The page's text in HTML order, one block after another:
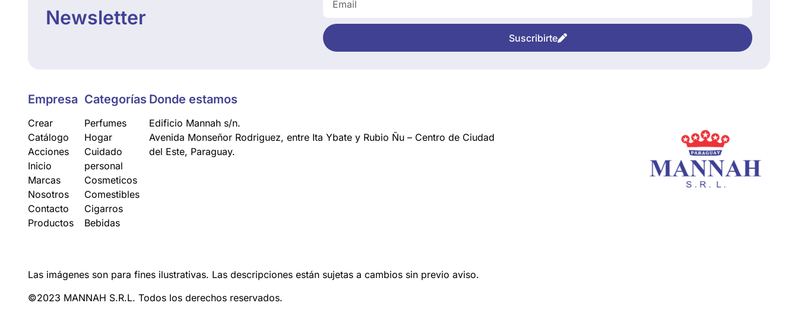
Newsletter
Suscribirte
Empresa
Crear
Catálogo
Acciones
Inicio
Marcas
Nosotros
Contacto
Productos
Categorías
Perfumes
Hogar
Cuidado
personal
Cosmeticos
Comestibles
Cigarros
Bebidas
Donde estamos
Edificio Mannah s/n.
Avenida Monseñor Rodriguez, entre Ita Ybate y Rubio Ñu – Centro de Ciudad
del Este, Paraguay.
Las imágenes son para fines ilustrativas. Las descripciones están sujetas a cambios sin previo aviso.
©2023 MANNAH S.R.L. Todos los derechos reservados.